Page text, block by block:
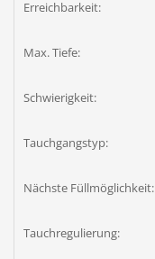
Erreichbarkeit:
Max. Tiefe:
Schwierigkeit:
Tauchgangstyp:
Nächste Füllmöglichkeit:
Tauchregulierung: